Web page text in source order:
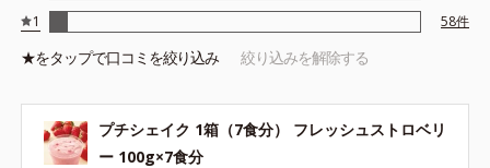
1
58件
★をタップで口コミを絞り込み 絞り込みを解除する
プチシェイク 1箱（7食分） フレッシュストロベリ
ー 100g×7食分